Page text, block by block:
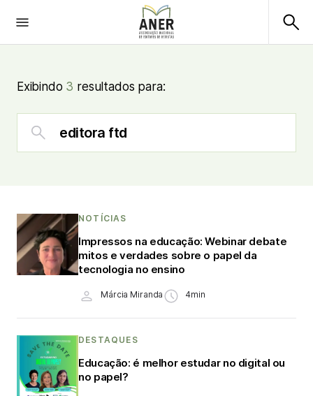
Exibindo 3 resultados para:
NOTÍCIAS
Impressos na educação: Webinar debate
mitos e verdades sobre o papel da
tecnologia no ensino
Márcia Miranda 4min
DESTAQUES
Educação: é melhor estudar no digital ou
no papel?